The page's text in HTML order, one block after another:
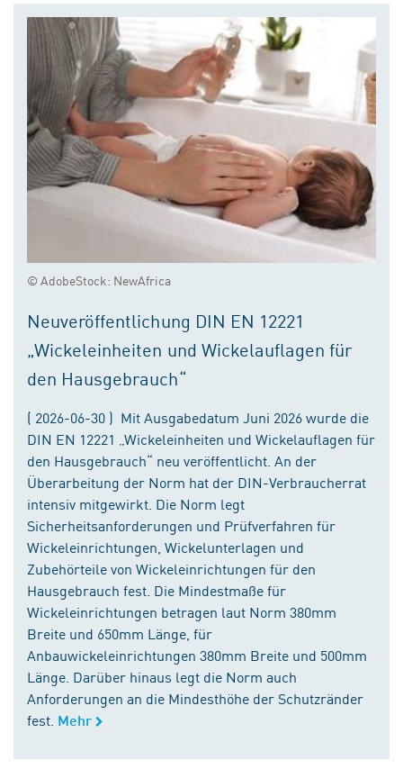
© AdobeStock: NewAfrica
Neuveröffentlichung DIN EN 12221
„Wickeleinheiten und Wickelauflagen für
den Hausgebrauch“
( 2026-06-30 ) Mit Ausgabedatum Juni 2026 wurde die
DIN EN 12221 „Wickeleinheiten und Wickelauflagen für
den Hausgebrauch“ neu veröffentlicht. An der
Überarbeitung der Norm hat der DIN-Verbraucherrat
intensiv mitgewirkt. Die Norm legt
Sicherheitsanforderungen und Prüfverfahren für
Wickeleinrichtungen, Wickelunterlagen und
Zubehörteile von Wickeleinrichtungen für den
Hausgebrauch fest. Die Mindestmaße für
Wickeleinrichtungen betragen laut Norm 380mm
Breite und 650mm Länge, für
Anbauwickeleinrichtungen 380mm Breite und 500mm
Länge. Darüber hinaus legt die Norm auch
Anforderungen an die Mindesthöhe der Schutzränder
fest. Mehr